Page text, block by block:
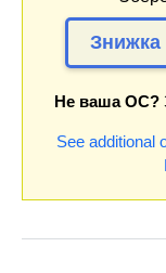
Знижка
Не ваша ОС?
See additional